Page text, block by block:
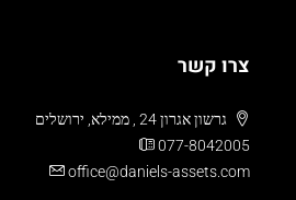
צרו קשר
גרשון אגרון 24 , ממילא, ירושלים
077-8042005
office@daniels-assets.com